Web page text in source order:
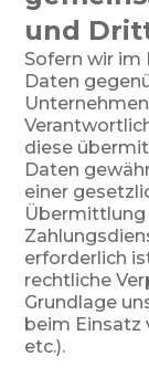
und
Sofern wir im
Daten
diese
Daten
einer
Übermittlung
erforderlich
rechtliche
Grundlage
beim Einsatz
etc.).